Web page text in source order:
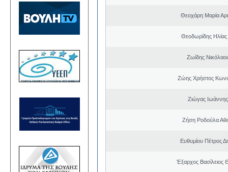
Θεοχάρη Μαρία
Θεοδωρίδης
Ζωίδης
Ζώης Χρήστος
Ζιώγας
Ζήση Ροδούλα
Ευθυμίου Πέτρος
Έξαρχος Βασίλειος